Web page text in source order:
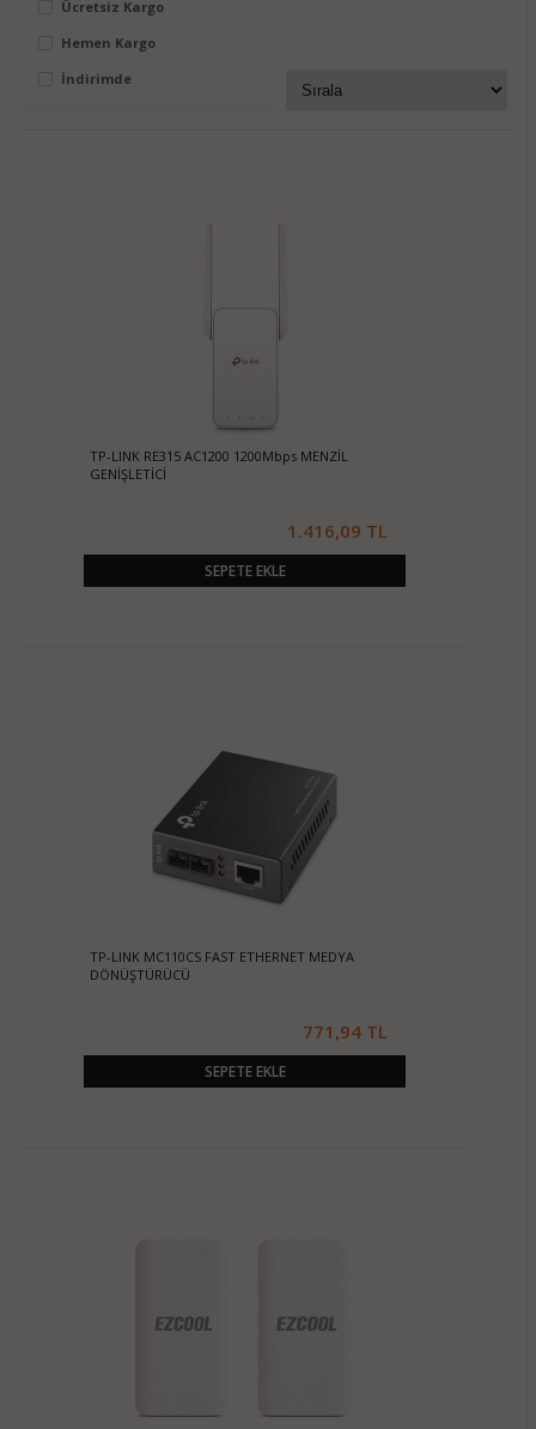
Ücretsiz Kargo
Hemen Kargo
İndirimde
TP-LINK RE315 AC1200 1200Mbps MENZİL
GENİŞLETİCİ
1.416,09 TL
SEPETE EKLE
TP-LINK MC110CS FAST ETHERNET MEDYA
DÖNÜŞTÜRÜCÜ
771,94 TL
SEPETE EKLE